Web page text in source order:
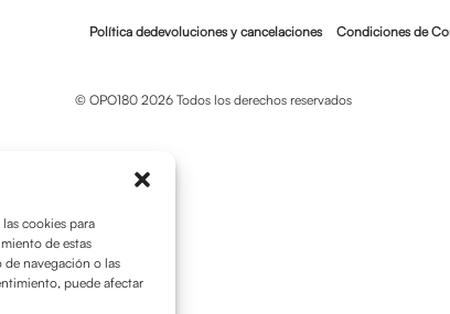
cookies para
de estas
navegación o las
puede afectar
Política dedevoluciones y cancelaciones Condiciones de
© OPO180 2026 Todos los derechos reservados